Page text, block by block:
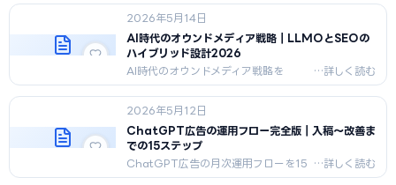
予算配分、LLMO連動、インハウス
化、規制対応、ブランド安全性。意思
決定フレームとロードマップ完備。
2026年5月14日
AI時代のオウンドメディア戦略｜LLMOとSEOの
ハイブリッド設計2026
AI時代のオウンドメディア戦略を
LLMO×SEOハイブリッド設計で完全
解説。引用される記事の5条件、サイロ
構造、3層KPI、AI×人間ハイブリッド
制作フロー、運用体制まで。
2026年5月12日
ChatGPT広告の運用フロー完全版｜入稿〜改善ま
での15ステップ
ChatGPT広告の月次運用フローを15
ステップで解説。入稿〜配信〜計測〜